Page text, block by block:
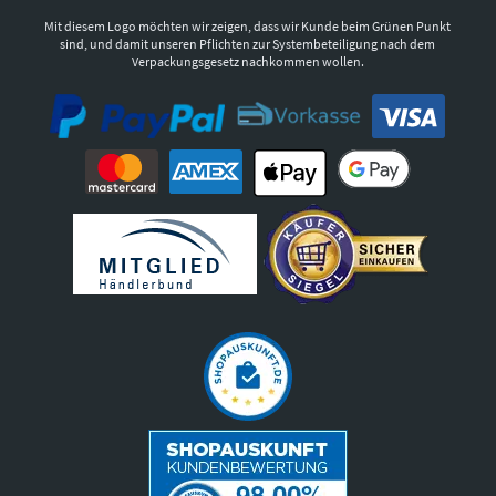
Mit diesem Logo möchten wir zeigen, dass wir Kunde beim Grünen Punkt
sind, und damit unseren Pflichten zur Systembeteiligung nach dem
Verpackungsgesetz nachkommen wollen.